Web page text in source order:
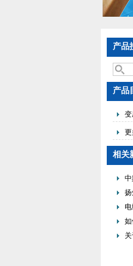
产品
产品
变
更
相关
中
的